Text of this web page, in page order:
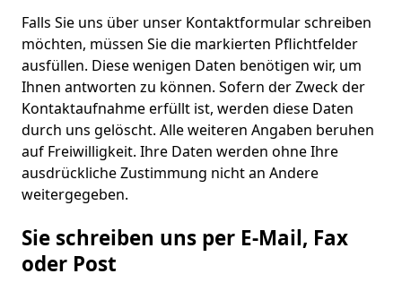
Falls Sie uns über unser Kontaktformular schreiben
möchten, müssen Sie die markierten Pflichtfelder
ausfüllen. Diese wenigen Daten benötigen wir, um
Ihnen antworten zu können. Sofern der Zweck der
Kontaktaufnahme erfüllt ist, werden diese Daten
durch uns gelöscht. Alle weiteren Angaben beruhen
auf Freiwilligkeit. Ihre Daten werden ohne Ihre
ausdrückliche Zustimmung nicht an Andere
weitergegeben.
Sie schreiben uns per E-Mail, Fax
oder Post